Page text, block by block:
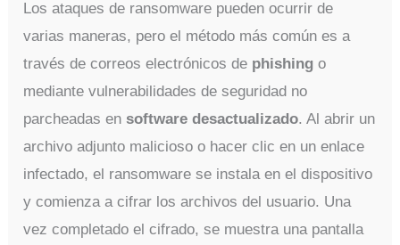
Los ataques de ransomware pueden ocurrir de
varias maneras, pero el método más común es a
través de correos electrónicos de phishing o
mediante vulnerabilidades de seguridad no
parcheadas en software desactualizado. Al abrir un
archivo adjunto malicioso o hacer clic en un enlace
infectado, el ransomware se instala en el dispositivo
y comienza a cifrar los archivos del usuario. Una
vez completado el cifrado, se muestra una pantalla